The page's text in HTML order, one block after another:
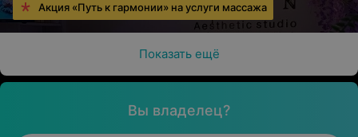
Акция «Путь к гармонии» на услуги массажа
Показать ещё
Вы владелец?